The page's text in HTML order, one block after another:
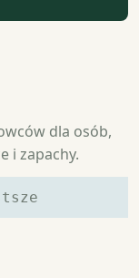
dla osób,
i zapachy.